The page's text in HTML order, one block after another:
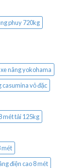
phuy 720kg
nâng yokohama
casumina vỏ đặc
mét tải 125kg
mét
điện cao 8 mét